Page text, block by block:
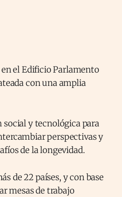
en el Edificio Parlamento
con una amplia
y tecnológica para
perspectivas y
de la longevidad.
de 22 países, y con base
mesas de trabajo